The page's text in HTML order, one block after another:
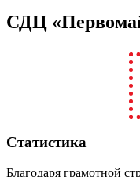
СДЦ
Статистика
Благодаря грамотной